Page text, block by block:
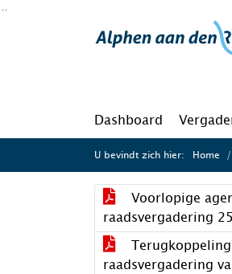
Ga naar de inhoud van deze pagina
Dashboard
U bevindt zich hier: Home
Voorlopige
raadsvergadering
Terugkoppeling
raadsvergadering